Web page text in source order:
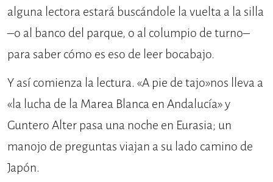
alguna lectora estará buscándole la vuelta a la silla
–o al banco del parque, o al columpio de turno–
para saber cómo es eso de leer bocabajo.
Y así comienza la lectura. «A pie de tajo»nos lleva a
«la lucha de la Marea Blanca en Andalucía» y
Guntero Alter pasa una noche en Eurasia; un
manojo de preguntas viajan a su lado camino de
Japón.